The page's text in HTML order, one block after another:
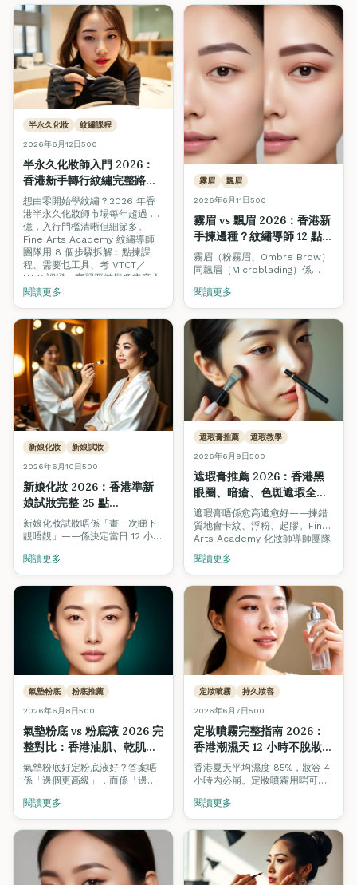
\$3,500–\$6,800、痛感 3/10、
維持 2–4 年、5–7 日結痂期、邊
類人唔啱做，並比較睫毛線 vs
韓式自然眼線 vs 拉長眼線 3 種
主流風格。
半永久化妝 紋繡課程
2026年6月12日500
半永久化妝師入門 2026：
香港新手轉行紋繡完整路線
圖（從零到月入 \$30,000
＋）
想由零開始學紋繡？2026 年香
港半永久化妝師市場每年超過 8
億，入行門檻清晰但細節多。
Fine Arts Academy 紋繡導師
團隊用 8 個步驟拆解：點揀課
程、需要乜工具、考 VTCT／
ITEC 認證、實習要做幾多隻真人
手、開業點計成本，附第一年收
閱讀更多
霧眉 飄眉
2026年6月11日500
霧眉 vs 飄眉 2026：香港新
手揀邊種？紋繡導師 12 點完
整對照（含復原期＋價錢）
霧眉（粉霧眉、Ombre Brow）
同飄眉（Microblading）係
項目。但兩者技術、復原期、持
久度、價錢、適合膚質完全不
同。Fine Arts Academy 紋繡
導師團隊用 12 個維度逐項對照，
仲附香港價格範圍同揀選決策
樹。
閱讀更多
新娘化妝 新娘試妝
2026年6月10日500
新娘化妝 2026：香港準新
娘試妝完整 25 點
Checklist（婚禮策劃師＋化
妝導師合著）
新娘化妝試妝唔係「畫一次睇下
靚唔靚」——係決定當日 12 小時
花球同妝感配色嘅關鍵時刻。
Fine Arts Academy 化妝師導
師團隊聯同婚禮策劃顧問，拆解
25 點試妝必問清單，附日場／晚
宴雙妝對照同預算指南。
閱讀更多
遮瑕膏推薦 遮瑕教學
2026年6月9日500
遮瑕膏推薦 2026：香港黑
眼圈、暗瘡、色斑遮瑕全攻
略（化妝師導師實測）
遮瑕膏唔係愈高遮愈好——揀錯
質地會卡紋、浮粉、起膠。Fine
Arts Academy 化妝師導師團隊
用 VTCT/ITEC 標準分清「黑眼圈
／暗瘡／色斑／紋身」4 大遮瑕
情境，配齊液態、膏狀、條狀、
調色 4 種質地推薦，再附上配色
輪實戰法則。
閱讀更多
氣墊粉底 粉底推薦
2026年6月8日500
氣墊粉底 vs 粉底液 2026 完
整對比：香港油肌、乾肌、
混合肌應該揀邊個？（化妝
師導師實測）
氣墊粉底好定粉底液好？答案唔
係「邊個更高級」，而係「邊個
Academy 化妝師導師團隊用
VTCT/ITEC 標準逐項比較：遮瑕
力、持妝、適合膚質、上妝速
度、性價比，再配香港氣候推薦
清單，一次睇清楚應該點揀。
閱讀更多
定妝噴霧 持久妝容
2026年6月7日500
定妝噴霧完整指南 2026：
香港潮濕天 12 小時不脫妝，
化妝師私藏 5 步驟＋產品分
類
香港夏天平均濕度 85%，妝容 4
小時內必崩。定妝噴霧用啱可以
走粉底。本指南由香港
VTCT/ITEC 化妝師導師團隊拆解
定妝噴霧 4 大類型、5 步噴法、
油肌 vs 乾肌配方差異，連最常
見 7 個錯誤都列清晒。
閱讀更多